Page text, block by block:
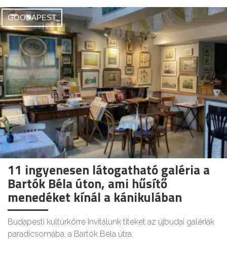
GOODAPEST
11 ingyenesen látogatható galéria a
Bartók Béla úton, ami hűsítő
menedéket kínál a kánikulában
Budapesti kultúrkörre invitálunk titeket az újbudai galériák
paradicsomába, a Bartók Béla útra.